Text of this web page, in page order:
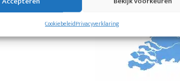
CookiebeleidPrivacyverklaring